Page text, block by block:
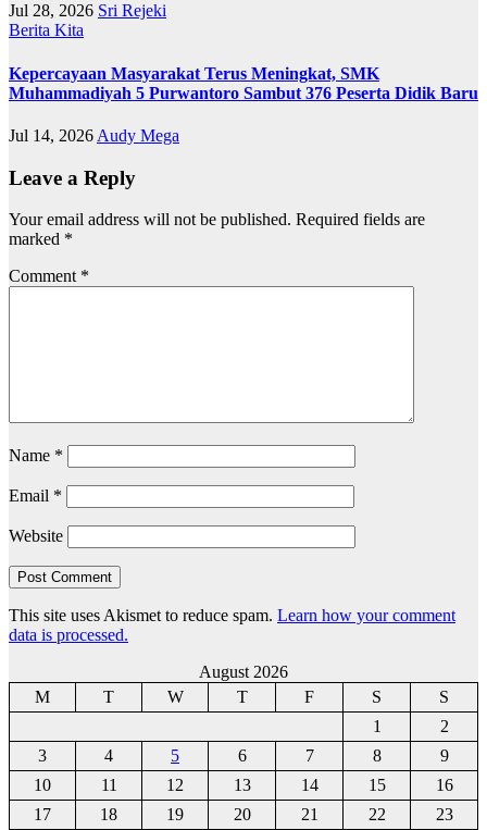
Jul 28, 2026 Sri Rejeki
Berita Kita
Kepercayaan Masyarakat Terus Meningkat, SMK
Muhammadiyah 5 Purwantoro Sambut 376 Peserta Didik Baru
Jul 14, 2026 Audy Mega
Leave a Reply
Your email address will not be published. Required fields are
marked *
Comment *
Name *
Email *
Website
This site uses Akismet to reduce spam. Learn how your comment
data is processed.
August 2026
M
T W T F S
S
1
2
3
4 5 6 7 8
9
10
11 12 13 14 15
16
17
18 19 20 21 22
23